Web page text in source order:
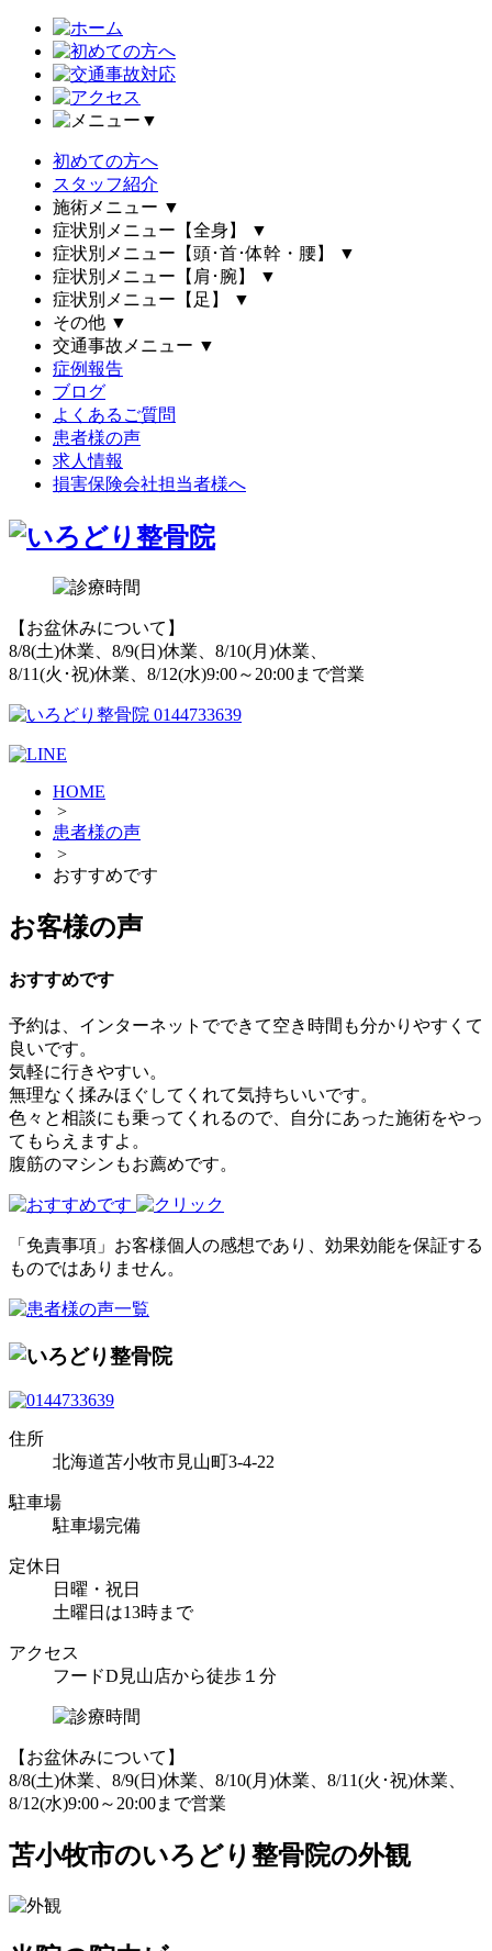
▼
初めての方へ
スタッフ紹介
施術メニュー ▼
症状別メニュー【全身】
▼
症状別メニュー【頭･首･体幹・腰】
▼
症状別メニュー【肩･腕】
▼
症状別メニュー【足】
▼
その他 ▼
交通事故メニュー ▼
症例報告
ブログ
よくあるご質問
患者様の声
求人情報
損害保険会社担当者様へ
【お盆休みについて】
8/8(土)休業、8/9(日)休業、8/10(月)休業、
8/11(火･祝)休業、8/12(水)9:00～20:00まで営業
HOME
>
患者様の声
>
おすすめです
お客様の声
おすすめです
予約は、インターネットでできて空き時間も分かりやすくて
良いです。
気軽に行きやすい。
無理なく揉みほぐしてくれて気持ちいいです。
色々と相談にも乗ってくれるので、自分にあった施術をやっ
てもらえますよ。
腹筋のマシンもお薦めです。
「免責事項」お客様個人の感想であり、効果効能を保証する
ものではありません。
住所
北海道苫小牧市見山町3-4-22
駐車場
駐車場完備
定休日
日曜・祝日
土曜日は13時まで
アクセス
フードD見山店から徒歩１分
【お盆休みについて】
8/8(土)休業、8/9(日)休業、8/10(月)休業、8/11(火･祝)休業、
8/12(水)9:00～20:00まで営業
苫小牧市のいろどり整骨院の外観